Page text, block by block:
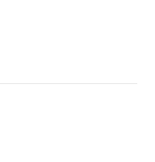
sur Facebook
sur